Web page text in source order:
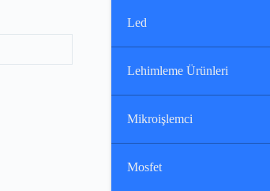
Led
Lehimleme Ürünleri
Mikroişlemci
Mosfet